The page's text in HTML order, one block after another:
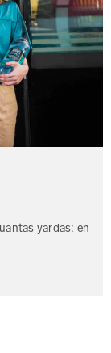
yardas: en